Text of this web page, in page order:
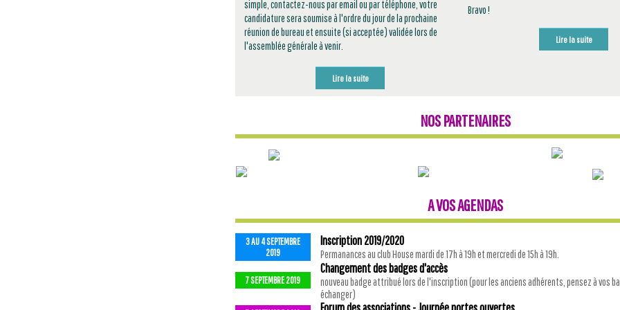
simple, contactez-nous par email ou par téléphone, votre
candidature sera soumise à l'ordre du jour de la prochaine
réunion de bureau et ensuite (si acceptée) validée lors de
l'assemblée générale à venir.
Lire la suite
Bravo !
Lire la suite
NOS PARTENAIRES
A VOS AGENDAS
3 AU 4 SEPTEMBRE
2019
Inscription 2019/2020
Permanances au club House mardi de 17h à 19h et mercredi de 15h à 19h.
7 SEPTEMBRE 2019
Changement des badges d'accès
nouveau badge attribué lors de l'inscription (pour les anciens adhérents, pensez à vos
échanger)